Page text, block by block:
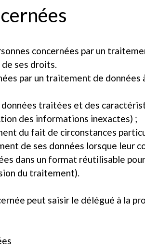
concernées par un
ses droits.
par un traitement de
traitées et des
des informations inexactes) ;
du fait de circonstances
de ses données lorsque leur
dans un format réutilisable
du traitement).
peut saisir le délégué à la